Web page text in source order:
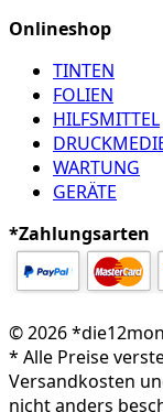
Onlineshop
TINTEN
FOLIEN
HILFSMITTEL
WARTUNG
GERÄTE
*Zahlungsarten
© 2026
* Alle Preise
Versandkosten
nicht anders